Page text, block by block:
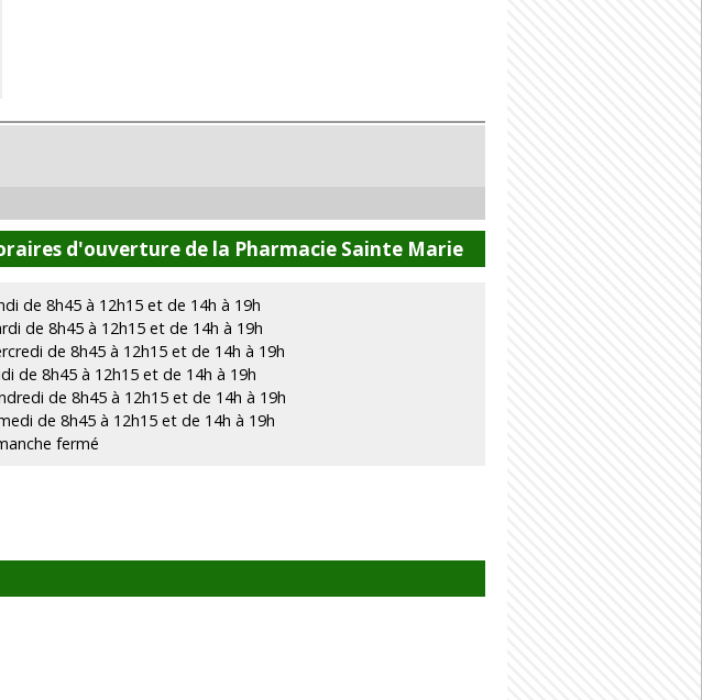
d'ouverture de la Pharmacie Sainte Marie
de 8h45 à 12h15 et de 14h à 19h
de 8h45 à 12h15 et de 14h à 19h
de 8h45 à 12h15 et de 14h à 19h
de 8h45 à 12h15 et de 14h à 19h
de 8h45 à 12h15 et de 14h à 19h
de 8h45 à 12h15 et de 14h à 19h
fermé